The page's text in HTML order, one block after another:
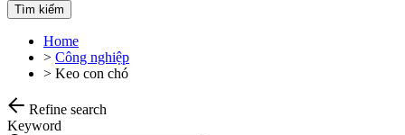
Tìm kiếm
Home
> Công nghiệp
> Keo con chó
Refine search
Keyword